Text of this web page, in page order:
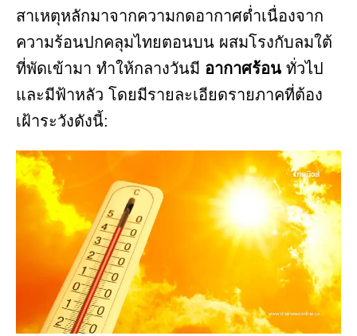
สาเหตุหลักมาจากความกดอากาศต่ำเนื่องจาก
ความร้อนปกคลุมไทยตอนบน ผสมโรงกับลมใต้
ที่พัดเข้ามา ทำให้กลางวันมี อากาศร้อน ทั่วไป
และมีฟ้าหลัว โดยมีรายละเอียดรายภาคที่ต้อง
เฝ้าระวังดังนี้: